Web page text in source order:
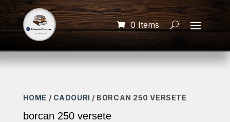
0 Items
HOME / CADOURI / BORCAN 250 VERSETE
borcan 250 versete